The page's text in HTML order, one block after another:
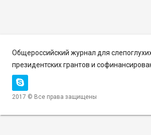
Общероссийский журнал для
президентских грантов и
2017 © Все права защищены